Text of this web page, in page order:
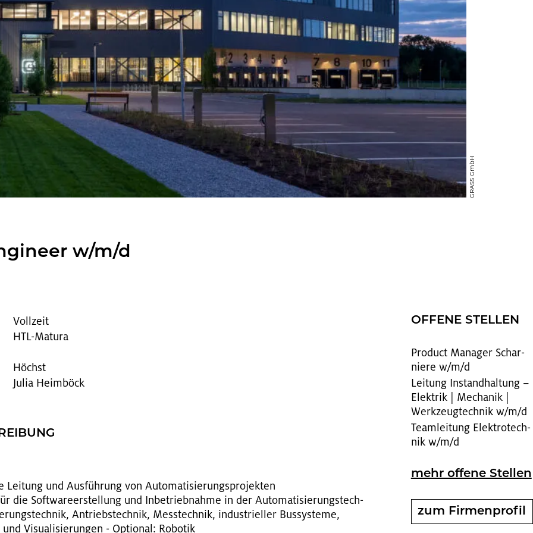
GRASS GmbH
w/m/d
Vollzeit
HTL-Matura
Höchst
Julia Heimböck
Lei­tung und Aus­füh­rung von Au­to­ma­ti­sie­rungs­pro­jek­ten
die Soft­ware­er­stel­lung und In­be­trieb­nah­me in der Au­to­ma­ti­sie­rungs­tech­
An­triebs­tech­nik, Mess­tech­nik, in­dus­tri­el­ler Bus­sys­te­me,
Vi­sua­li­sie­run­gen - Op­tio­nal: Ro­bo­tik
OF­FE­NE STEL­LEN
Pro­duct Ma­na­ger Schar­
nie­re w/m/d
Lei­tung In­stand­hal­tung –
Elek­trik | Me­cha­nik |
Werk­zeug­tech­nik w/m/d
Team­lei­tung Elek­tro­tech­
nik w/m/d
mehr of­fe­ne Stel­len
zum Fir­men­pro­fil